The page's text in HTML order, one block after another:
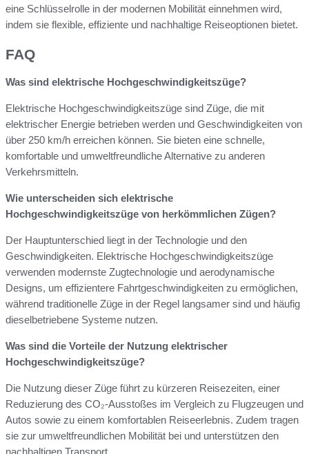
eine Schlüsselrolle in der modernen Mobilität einnehmen wird,
indem sie flexible, effiziente und nachhaltige Reiseoptionen bietet.
FAQ
Was sind elektrische Hochgeschwindigkeitszüge?
Elektrische Hochgeschwindigkeitszüge sind Züge, die mit
elektrischer Energie betrieben werden und Geschwindigkeiten von
über 250 km/h erreichen können. Sie bieten eine schnelle,
komfortable und umweltfreundliche Alternative zu anderen
Verkehrsmitteln.
Wie unterscheiden sich elektrische
Hochgeschwindigkeitszüge von herkömmlichen Zügen?
Der Hauptunterschied liegt in der Technologie und den
Geschwindigkeiten. Elektrische Hochgeschwindigkeitszüge
verwenden modernste Zugtechnologie und aerodynamische
Designs, um effizientere Fahrtgeschwindigkeiten zu ermöglichen,
während traditionelle Züge in der Regel langsamer sind und häufig
dieselbetriebene Systeme nutzen.
Was sind die Vorteile der Nutzung elektrischer
Hochgeschwindigkeitszüge?
Die Nutzung dieser Züge führt zu kürzeren Reisezeiten, einer
Reduzierung des CO₂-Ausstoßes im Vergleich zu Flugzeugen und
Autos sowie zu einem komfortablen Reiseerlebnis. Zudem tragen
sie zur umweltfreundlichen Mobilität bei und unterstützen den